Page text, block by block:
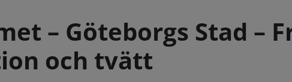
– Göteborgs Stad –
och tvätt